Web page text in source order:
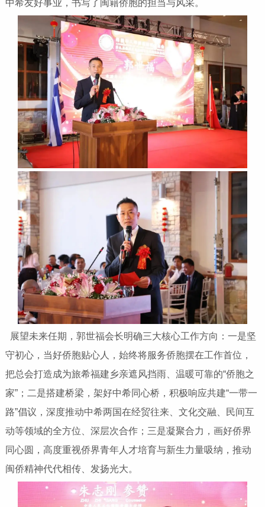
中希友好事业，书写了闽籍侨胞的担当与风采。
展望未来任期，郭世福会长明确三大核心工作方向：一是坚
守初心，当好侨胞贴心人，始终将服务侨胞摆在工作首位，
把总会打造成为旅希福建乡亲遮风挡雨、温暖可靠的“侨胞之
家”；二是搭建桥梁，架好中希同心桥，积极响应共建“一带一
路”倡议，深度推动中希两国在经贸往来、文化交融、民间互
动等领域的全方位、深层次合作；三是凝聚合力，画好侨界
同心圆，高度重视侨界青年人才培育与新生力量吸纳，推动
闽侨精神代代相传、发扬光大。